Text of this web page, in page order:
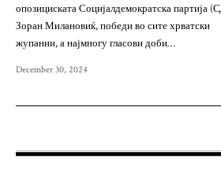
опозициската Социјалдемократска партија
Зоран Милановиќ, победи во сите хрватски
жупании, а најмногу гласови доби…
December 30, 2024